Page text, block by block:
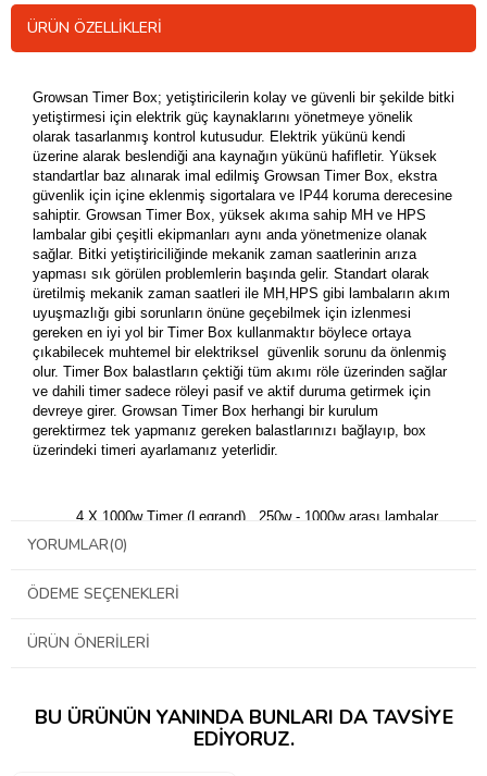
ÜRÜN ÖZELLIKLERI
Growsan Timer Box; yetiştiricilerin kolay ve güvenli bir şekilde bitki
yetiştirmesi için elektrik güç kaynaklarını yönetmeye yönelik
olarak tasarlanmış kontrol kutusudur. Elektrik yükünü kendi
üzerine alarak beslendiği ana kaynağın yükünü hafifletir. Yüksek
standartlar baz alınarak imal edilmiş Growsan Timer Box, ekstra
güvenlik için içine eklenmiş sigortalara ve IP44 koruma derecesine
sahiptir. Growsan Timer Box, yüksek akıma sahip MH ve HPS
lambalar gibi çeşitli ekipmanları aynı anda yönetmenize olanak
sağlar. Bitki yetiştiriciliğinde mekanik zaman saatlerinin arıza
yapması sık görülen problemlerin başında gelir. Standart olarak
üretilmiş mekanik zaman saatleri ile MH,HPS gibi lambaların akım
uyuşmazlığı gibi sorunların önüne geçebilmek için izlenmesi
gereken en iyi yol bir Timer Box kullanmaktır böylece ortaya
çıkabilecek muhtemel bir elektriksel güvenlik sorunu da önlenmiş
olur. Timer Box balastların çektiği tüm akımı röle üzerinden sağlar
ve dahili timer sadece röleyi pasif ve aktif duruma getirmek için
devreye girer. Growsan Timer Box herhangi bir kurulum
gerektirmez tek yapmanız gereken balastlarınızı bağlayıp, box
üzerindeki timeri ayarlamanız yeterlidir.
4 X 1000w Timer (Legrand) 250w - 1000w arası lambalar
için uygundur
1 X 7/24 Çalışır harici giriş
girer)
2 Yıl garanti
YORUMLAR(0)
ÖDEME SEÇENEKLERI
ÜRÜN ÖNERILERI
BU ÜRÜNÜN YANINDA BUNLARI DA TAVSIYE
EDIYORUZ.